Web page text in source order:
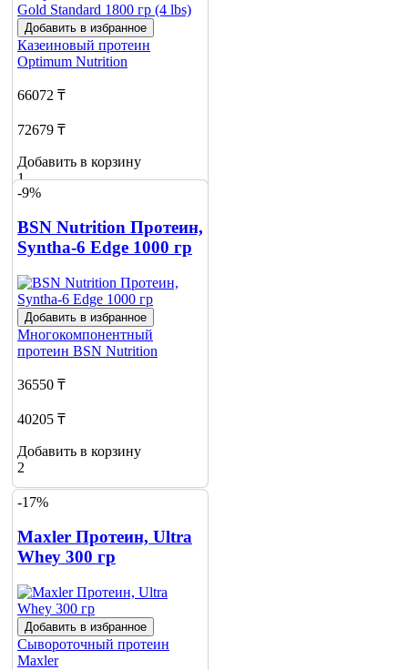
Добавить в избранное
Казеиновый протеин
Optimum Nutrition
66072 ₸
72679 ₸
Добавить в корзину
1
-9%
BSN Nutrition Протеин,
Syntha-6 Edge 1000 гр
Добавить в избранное
Многокомпонентный
протеин BSN Nutrition
36550 ₸
40205 ₸
Добавить в корзину
2
-17%
Maxler Протеин, Ultra
Whey 300 гр
Добавить в избранное
Сывороточный протеин
Maxler